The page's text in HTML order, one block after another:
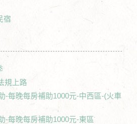
宿
規上路
-每晚每房補助1000元-中西區-(火車
-每晚每房補助1000元-東區